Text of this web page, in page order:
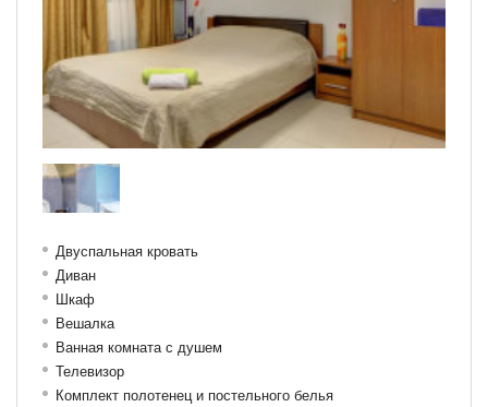
Двуспальная кровать
Диван
Шкаф
Вешалка
Ванная комната с душем
Телевизор
Комплект полотенец и постельного белья